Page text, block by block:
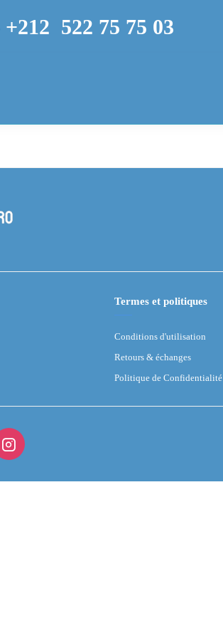
+212 522 75 75 03
Termes et politiques
Conditions d'utilisation
Retours & échanges
Politique de Confidentialité